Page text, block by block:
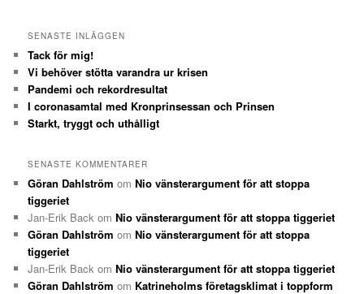
SENASTE INLÄGGEN
Tack för mig!
Vi behöver stötta varandra ur krisen
Pandemi och rekordresultat
I coronasamtal med Kronprinsessan och Prinsen
Starkt, tryggt och uthålligt
SENASTE KOMMENTARER
Göran Dahlström omNio vänsterargument för att stoppa
tiggeriet
Jan-Erik Back omNio vänsterargument för att stoppa tiggeriet
Göran Dahlström omNio vänsterargument för att stoppa
tiggeriet
Jan-Erik Back omNio vänsterargument för att stoppa tiggeriet
Göran Dahlström om Katrineholms företagsklimat i toppform